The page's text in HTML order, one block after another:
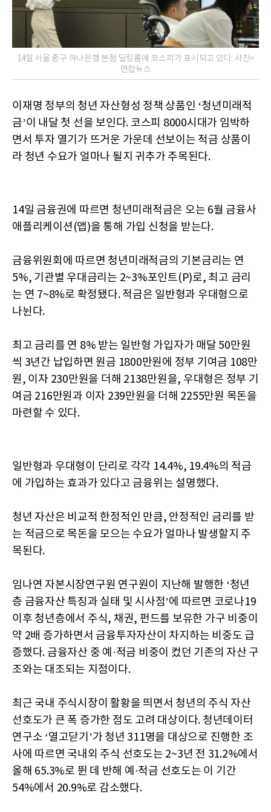
14일 서울 중구 하나은행 본점 딜링룸에 코스피가 표시되고 있다. 사진=
연합뉴스
이재명 정부의 청년 자산형성 정책 상품인 ‘청년미래적
금’이 내달 첫 선을 보인다. 코스피 8000시대가 임박하
면서 투자 열기가 뜨거운 가운데 선보이는 적금 상품이
라 청년 수요가 얼마나 될지 귀추가 주목된다.
14일 금융권에 따르면 청년미래적금은 오는 6월 금융사
애플리케이션(앱)을 통해 가입 신청을 받는다.
금융위원회에 따르면 청년미래적금의 기본금리는 연
5%, 기관별 우대금리는 2~3%포인트(P)로, 최고 금리
는 연 7~8%로 확정됐다. 적금은 일반형과 우대형으로
나뉜다.
최고 금리를 연 8% 받는 일반형 가입자가 매달 50만원
씩 3년간 납입하면 원금 1800만원에 정부 기여금 108만
원, 이자 230만원을 더해 2138만원을, 우대형은 정부 기
여금 216만원과 이자 239만원을 더해 2255만원 목돈을
마련할 수 있다.
일반형과 우대형이 단리로 각각 14.4%, 19.4%의 적금
에 가입하는 효과가 있다고 금융위는 설명했다.
청년 자산은 비교적 한정적인 만큼, 안정적인 금리를 받
는 적금으로 목돈을 모으는 수요가 얼마나 발생할지 주
목된다.
임나연 자본시장연구원 연구원이 지난해 발행한 ‘청년
층 금융자산 특징과 실태 및 시사점’에 따르면 코로나19
이후 청년층에서 주식, 채권, 펀드를 보유한 가구 비중이
약 2배 증가하면서 금융투자자산이 차지하는 비중도 급
증했다. 금융자산 중 예·적금 비중이 컸던 기존의 자산 구
조와는 대조되는 지점이다.
최근 국내 주식시장이 활황을 띄면서 청년의 주식 자산
선호도가 큰 폭 증가한 점도 고려 대상이다. 청년데이터
연구소 ‘열고닫기’가 청년 311명을 대상으로 진행한 조
사에 따르면 국내외 주식 선호도는 2~3년 전 31.2%에서
올해 65.3%로 뛴 데 반해 예·적금 선호도는 이 기간
54%에서 20.9%로 감소했다.